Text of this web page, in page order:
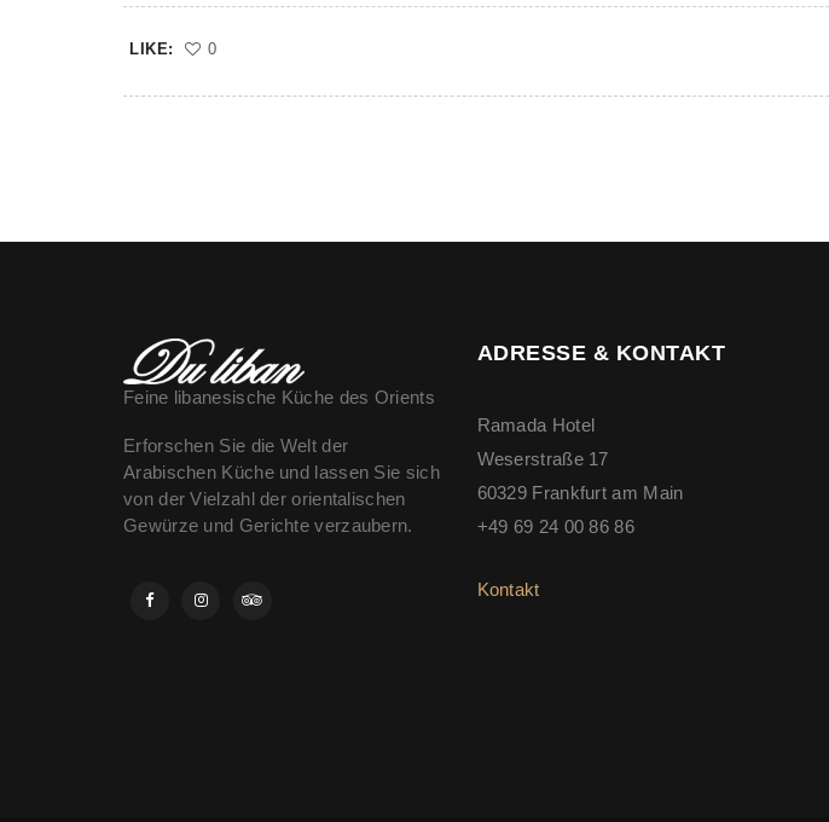
LIKE: 0
Feine libanesische Küche des Orients
Erforschen Sie die Welt der
Arabischen Küche und lassen Sie sich
von der Vielzahl der orientalischen
Gewürze und Gerichte verzaubern.
ADRESSE & KONTAKT
Ramada Hotel
Weserstraße 17
60329 Frankfurt am Main
+49 69 24 00 86 86
Kontakt